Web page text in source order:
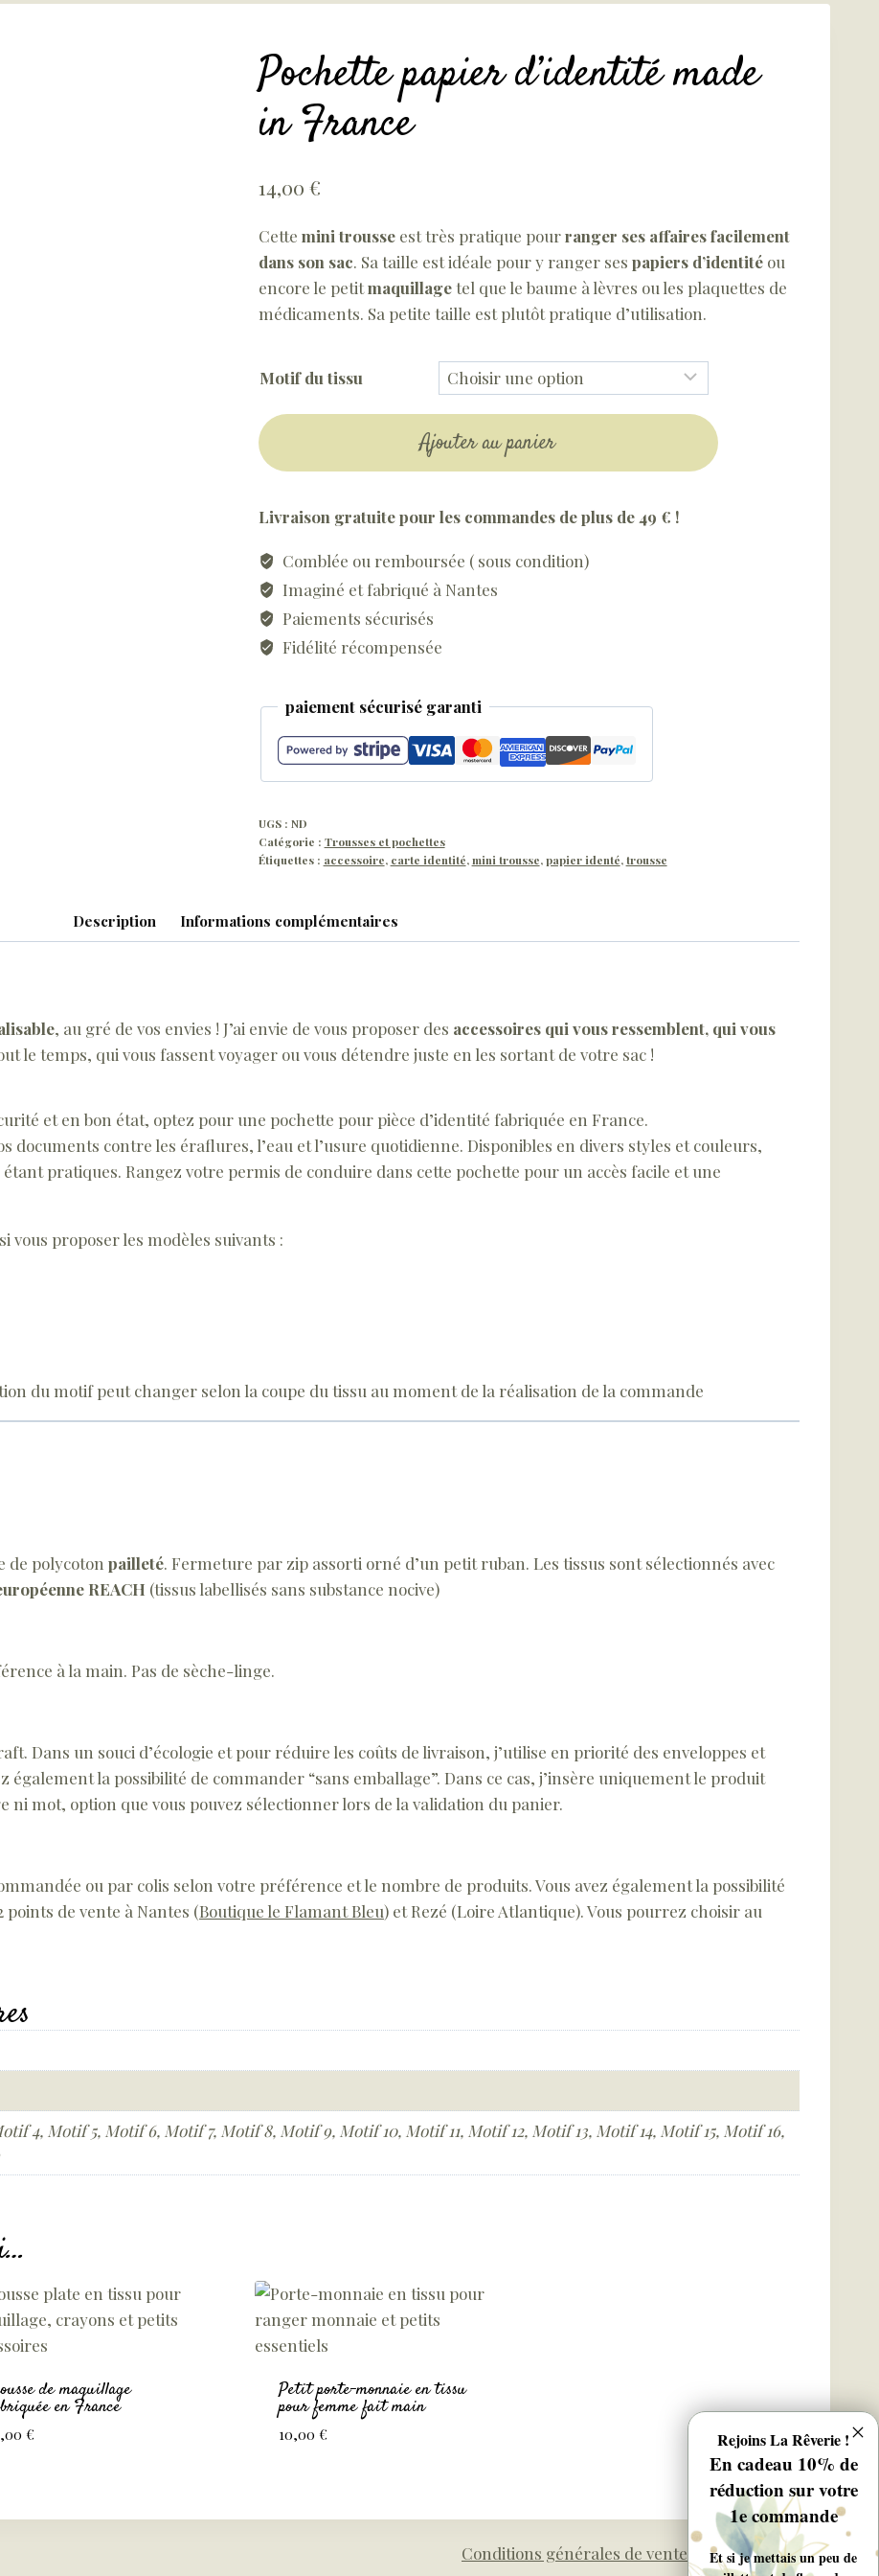
Pochette papier d’identité made
in France
14,00 €
Cette mini trousseest très pratique pourranger ses affaires facilement
dans son sac. Sa taille est idéale pour y ranger ses papiers d’identitéou
encore le petitmaquillagetel que le baume à lèvres ou les plaquettes de
médicaments. Sa petite taille est plutôt pratique d’utilisation.
Motif du tissu
quantité
de
Pochette
d'identité
made
in
France
Ajouter au panier
Livraison gratuite pour les commandes de plus de 49 € !
Comblée ou remboursée ( sous condition)
Imaginé et fabriqué à Nantes
Paiements sécurisés
Fidélité récompensée
paiement sécurisé garanti
UGS : ND
Catégorie : Trousses et pochettes
Étiquettes : accessoire, carte identité,mini trousse,papier identé,trousse
Description Informations complémentaires
, au gré de vos envies ! J’ai envie de vous proposer des accessoires qui vous ressemblent, qui vous
le temps, qui vous fassent voyager ou vous détendre juste en les sortant de votre sac !
et en bon état, optez pour une pochette pour pièce d’identité fabriquée en France.
documents contre les éraflures, l’eau et l’usure quotidienne. Disponibles en divers styles et couleurs,
pratiques. Rangez votre permis de conduire dans cette pochette pour un accès facile et une
vous proposer les modèles suivants :
du motif peut changer selon la coupe du tissu au moment de la réalisation de la commande
de polycoton pailleté. Fermeture par zip assorti orné d’un petit ruban. Les tissus sont sélectionnés avec
REACH (tissus labellisés sans substance nocive)
à la main. Pas de sèche-linge.
Dans un souci d’écologie et pour réduire les coûts de livraison, j’utilise en priorité des enveloppes et
également la possibilité de commander “sans emballage”. Dans ce cas, j’insère uniquement le produit
ni mot, option que vous pouvez sélectionner lors de la validation du panier.
ou par colis selon votre préférence et le nombre de produits. Vous avez également la possibilité
de vente à Nantes (Boutique le Flamant Bleu) et Rezé (Loire Atlantique). Vous pourrez choisir au
4, Motif 5, Motif 6, Motif 7, Motif 8, Motif 9, Motif 10, Motif 11, Motif 12, Motif 13, Motif 14, Motif 15, Motif 16,
de maquillage
en France
€
Petit porte-monnaie en tissu
pour femme fait main
10,00 €
Conditions générales de ventes
Rejoins La Rêverie !
En cadeau 10% de
réduction sur votre
1e commande
Et si je mettais un peu de